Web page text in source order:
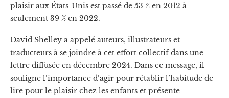
plaisir aux États-Unis est passé de 53 % en 2012 à
seulement 39 % en 2022.
David Shelley a appelé auteurs, illustrateurs et
traducteurs à se joindre à cet effort collectif dans une
lettre diffusée en décembre 2024. Dans ce message, il
souligne l’importance d’agir pour rétablir l’habitude de
lire pour le plaisir chez les enfants et présente